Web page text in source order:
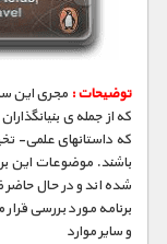
توضیحات : مجری­ این
که از جمله­ ی
که داستانهای علمی-
باشند. موضوعات این
شده­ اند و در حال حاضر
برنامه مورد بررسی
و سایر موارد